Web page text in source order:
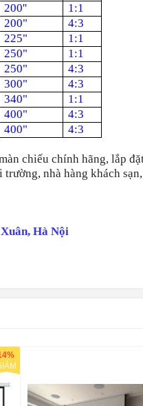
200''
1:1
200"
4:3
225"
1:1
250"
1:1
250"
4:3
300"
4:3
340"
1:1
400"
4:3
400"
4:3
chiếu chính hãng, lắp
nhà hàng khách
Hà Nội